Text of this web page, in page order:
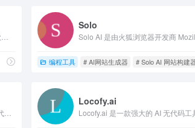
Solo
编程工具 # AI网站生成器 # Solo AI 网站构建
Locofy.ai